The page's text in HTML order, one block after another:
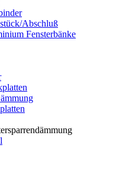
Abschluß
Fensterbänke